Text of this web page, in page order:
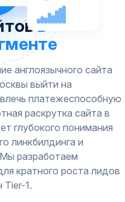
в
англоязычного сайта
выйти на
платежеспособную
раскрутка сайта в
глубокого понимания
линкбилдинга и
разработаем
кратного роста лидов
1.